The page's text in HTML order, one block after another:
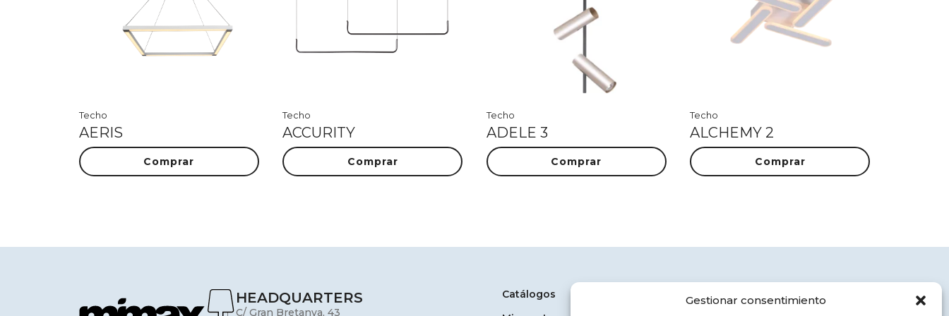
Gestionar consentimiento
Techo
AERIS
Comprar
Techo
ACCURITY
Comprar
Techo
ADELE 3
Comprar
Techo
ALCHEMY 2
Comprar
HEADQUARTERS
C/ Gran Bretanya, 43
Catálogos
Aviso legal